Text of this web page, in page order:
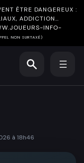
ÊTRE DANGEREUX :
ADDICTION…
INFO-
NON SURTAXÉ)
à 18h46